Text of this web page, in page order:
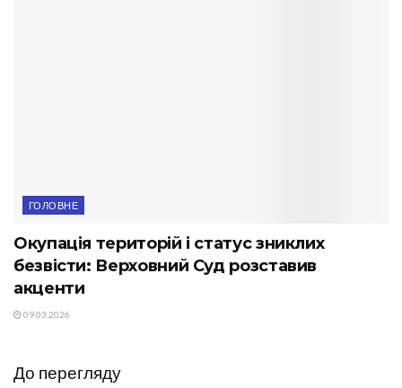
ГОЛОВНЕ
Окупація територій і статус зниклих
безвісти: Верховний Суд розставив
акценти
09.03.2026
До перегляду